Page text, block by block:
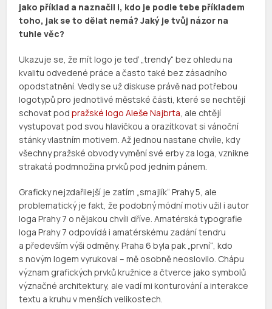
jako příklad a naznačil i, kdo je podle tebe příkladem
toho, jak se to dělat nemá? Jaký je tvůj názor na
tuhle věc?
Ukazuje se, že mít logo je teď „trendy“ bez ohledu na
kvalitu odvedené práce a často také bez zásadního
opodstatnění. Vedly se už diskuse právě nad potřebou
logotypů pro jednotlivé městské části, které se nechtějí
schovat podpražské logo Aleše Najbrta , ale chtějí
vystupovat pod svou hlavičkou a orazítkovat si vánoční
stánky vlastním motivem. Až jednou nastane chvíle, kdy
všechny pražské obvody vymění své erby za loga, vznikne
strakatá podmnožina prvků pod jedním pánem.
Graficky nejzdařilejší je zatím „smajlík“ Prahy 5, ale
problematický je fakt, že podobný módní motiv užil i autor
loga Prahy 7 o nějakou chvíli dříve. Amatérská typografie
loga Prahy 7 odpovídá i amatérskému zadání tendru
a především výši odměny. Praha 6 byla pak „první“, kdo
s novým logem vyrukoval – mě osobně neoslovilo. Chápu
význam grafických prvků kružnice a čtverce jako symbolů
význačné architektury, ale vadí mi konturování a interakce
textu a kruhu v menších velikostech.